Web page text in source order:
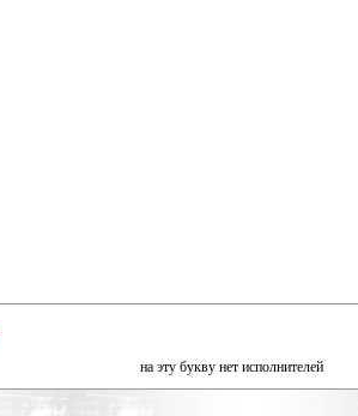
на эту букву нет исполнителей